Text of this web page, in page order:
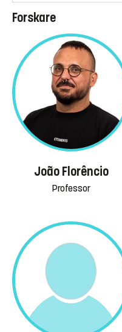
Forskare
João Florêncio
Professor